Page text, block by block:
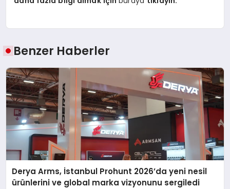
Benzer Haberler
Derya Arms, İstanbul Prohunt 2026’da yeni nesil
ürünlerini ve global marka vizyonunu sergiledi